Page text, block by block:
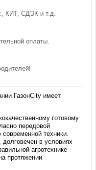
КИТ, СДЭК и т.д.
оплаты.
ГазонCity имеет
готовому
передовой
техники.
долговечен в условиях
агротехнике
протяжении